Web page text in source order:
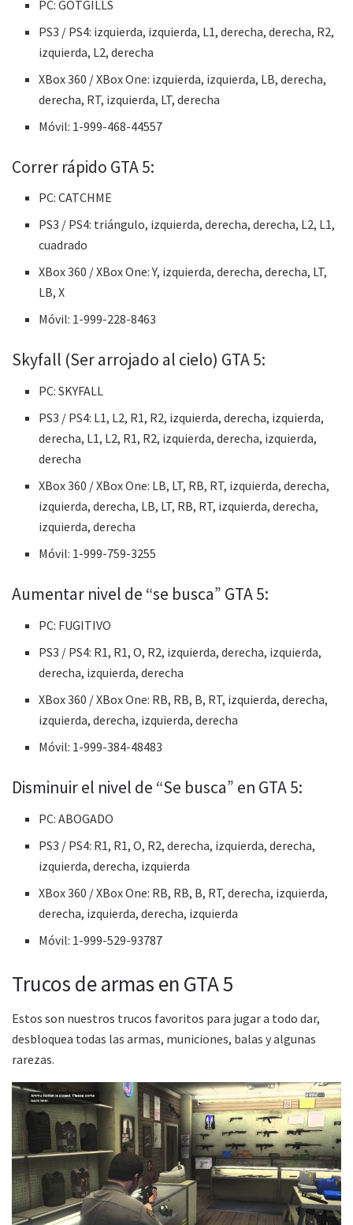
PC: GOTGILLS
PS3 / PS4: izquierda, izquierda, L1, derecha, derecha, R2,
izquierda, L2, derecha
XBox 360 / XBox One: izquierda, izquierda, LB, derecha,
derecha, RT, izquierda, LT, derecha
Móvil: 1-999-468-44557
Correr rápido GTA 5:
PC: CATCHME
PS3 / PS4: triángulo, izquierda, derecha, derecha, L2, L1,
cuadrado
XBox 360 / XBox One: Y, izquierda, derecha, derecha, LT,
LB, X
Móvil: 1-999-228-8463
Skyfall (Ser arrojado al cielo) GTA 5:
PC: SKYFALL
PS3 / PS4: L1, L2, R1, R2, izquierda, derecha, izquierda,
derecha, L1, L2, R1, R2, izquierda, derecha, izquierda,
derecha
XBox 360 / XBox One: LB, LT, RB, RT, izquierda, derecha,
izquierda, derecha, LB, LT, RB, RT, izquierda, derecha,
izquierda, derecha
Móvil: 1-999-759-3255
Aumentar nivel de “se busca” GTA 5:
PC: FUGITIVO
PS3 / PS4: R1, R1, O, R2, izquierda, derecha, izquierda,
derecha, izquierda, derecha
XBox 360 / XBox One: RB, RB, B, RT, izquierda, derecha,
izquierda, derecha, izquierda, derecha
Móvil: 1-999-384-48483
Disminuir el nivel de “Se busca” en GTA 5:
PC: ABOGADO
PS3 / PS4: R1, R1, O, R2, derecha, izquierda, derecha,
izquierda, derecha, izquierda
XBox 360 / XBox One: RB, RB, B, RT, derecha, izquierda,
derecha, izquierda, derecha, izquierda
Móvil: 1-999-529-93787
Trucos de armas en GTA 5
Estos son nuestros trucos favoritos para jugar a todo dar,
desbloquea todas las armas, municiones, balas y algunas
rarezas.